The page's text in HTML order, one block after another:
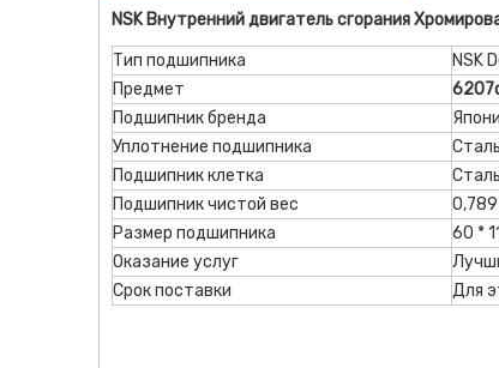
NSK Внутренний двигатель сгорания
Тип подшипника
NSK
Предмет
Подшипник бренда
Уплотнение подшипника
Подшипник клетка
Подшипник чистой вес
0,789
Размер подшипника
60 *
Оказание услуг
Срок поставки
Для